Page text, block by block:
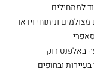
למתחילים
באלפנט רוק
ובחופים